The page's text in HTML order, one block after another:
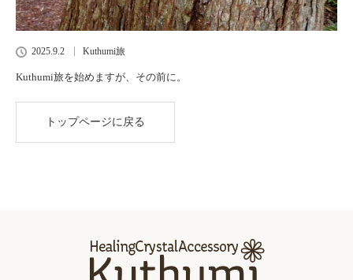
2025.9.2 Kuthumi旅
Kuthumi旅を始めますが、その前に。
トップページに戻る